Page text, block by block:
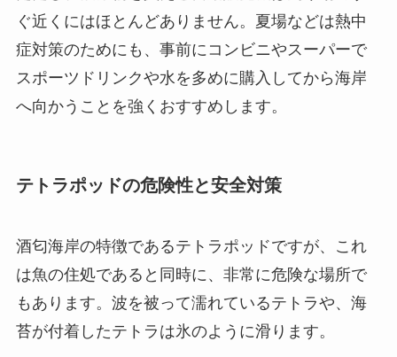
ぐ近くにはほとんどありません。夏場などは熱中
症対策のためにも、事前にコンビニやスーパーで
スポーツドリンクや水を多めに購入してから海岸
へ向かうことを強くおすすめします。
テトラポッドの危険性と安全対策
酒匂海岸の特徴であるテトラポッドですが、これ
は魚の住処であると同時に、非常に危険な場所で
もあります。波を被って濡れているテトラや、海
苔が付着したテトラは氷のように滑ります。